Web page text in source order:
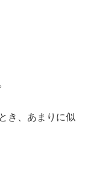
き、あまりに似